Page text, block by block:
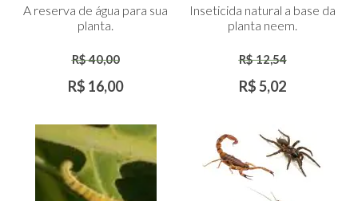
ao
A reserva de água para sua
planta.
R$ 40,00
R$ 16,00
ao
Carrinho
Inseticida natural a base da
planta neem.
R$ 12,54
R$ 5,02